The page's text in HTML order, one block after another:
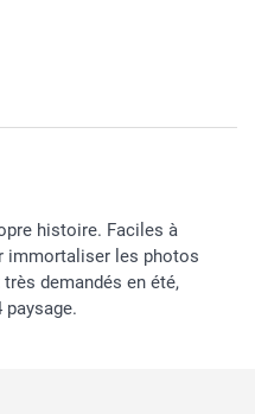
histoire. Faciles à
immortaliser les photos
demandés en été,